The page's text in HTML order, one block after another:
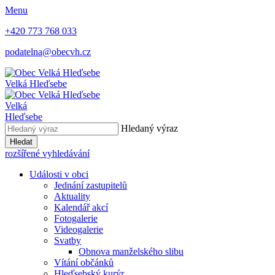
Menu
+420 773 768 033
podatelna@obecvh.cz
Velká Hleďsebe
Velká
Hleďsebe
Hledaný výraz
Hledat
rozšířené vyhledávání
Události v obci
Jednání zastupitelů
Aktuality
Kalendář akcí
Fotogalerie
Videogalerie
Svatby
Obnova manželského slibu
Vítání občánků